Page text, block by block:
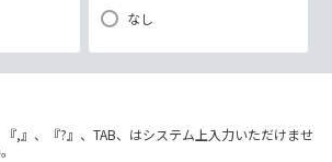
なし
,』、『?』、TAB、はシステム上入力いただけませ